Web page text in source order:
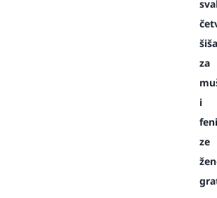
za
i
ze